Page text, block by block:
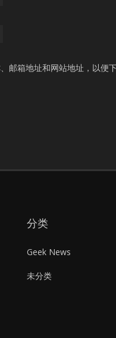
邮箱地址和网站地址，以便
分类
Geek News
未分类